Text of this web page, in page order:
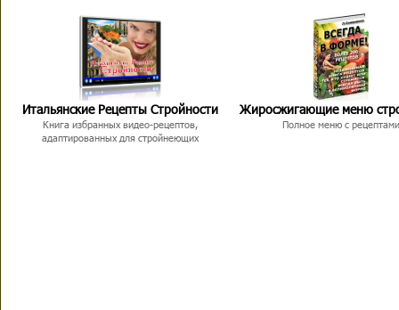
Итальянские Рецепты Стройности
Книга избранных видео-рецептов,
адаптированных для стройнеющих
Жиросжигающие меню
Полное меню с рецептами